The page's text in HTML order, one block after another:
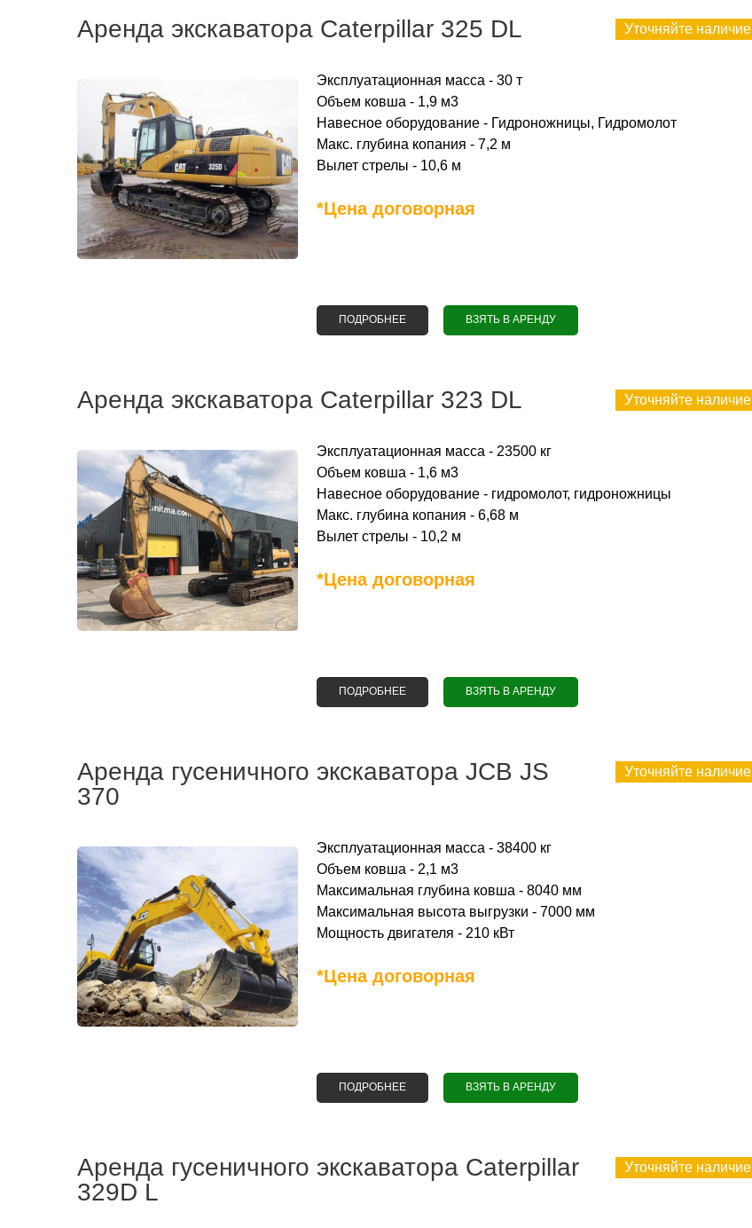
Аренда экскаватора Сaterpillar 325 DL
Эксплуатационная масса - 30 т
Объем ковша - 1,9 м3
Навесное оборудование - Гидроножницы, Гидромолот
Макс. глубина копания - 7,2 м
Вылет стрелы - 10,6 м
*Цена договорная
Уточняйте наличие
ПОДРОБНЕЕО АРЕНДА ЭКСКАВАТОРА СATERPILLAR 325 DL
ВЗЯТЬ В АРЕНДУ
Аренда экскаватора Сaterpillar 323 DL
Эксплуатационная масса - 23500 кг
Объем ковша - 1,6 м3
Навесное оборудование - гидромолот, гидроножницы
Макс. глубина копания - 6,68 м
Вылет стрелы - 10,2 м
*Цена договорная
Уточняйте наличие
ПОДРОБНЕЕО АРЕНДА ЭКСКАВАТОРА СATERPILLAR 323 DL
ВЗЯТЬ В АРЕНДУ
Аренда гусеничного экскаватора JCB JS
370
Эксплуатационная масса - 38400 кг
Объем ковша - 2,1 м3
Максимальная глубина ковша - 8040 мм
Максимальная высота выгрузки - 7000 мм
Мощность двигателя - 210 кВт
*Цена договорная
Уточняйте наличие
ПОДРОБНЕЕО АРЕНДА ГУСЕНИЧНОГО ЭКСКАВАТОРА JCB JS 370
ВЗЯТЬ В АРЕНДУ
Аренда гусеничного экскаватора Caterpillar
329D L
Уточняйте наличие